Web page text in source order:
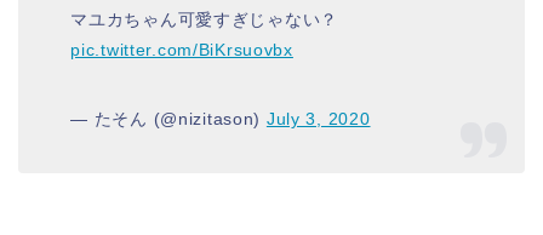
マユカちゃん可愛すぎじゃない？
pic.twitter.com/BiKrsuovbx
— たそん (@nizitason) July 3, 2020